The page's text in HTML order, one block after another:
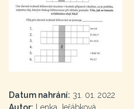
Datum nahrání: 31. 01. 2022